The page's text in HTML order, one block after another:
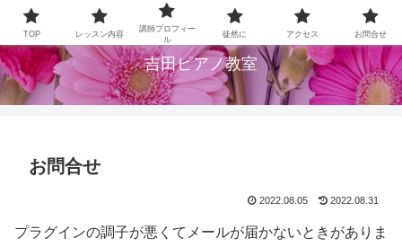
大阪府柏原市のピアノ教室です
吉田ピアノ教室
お問合せ
2022.08.05 2022.08.31
プラグインの調子が悪くてメールが届かないときがありま
TOP レッスン内容
講師プロフィー
ル
徒然に アクセス お問合せ